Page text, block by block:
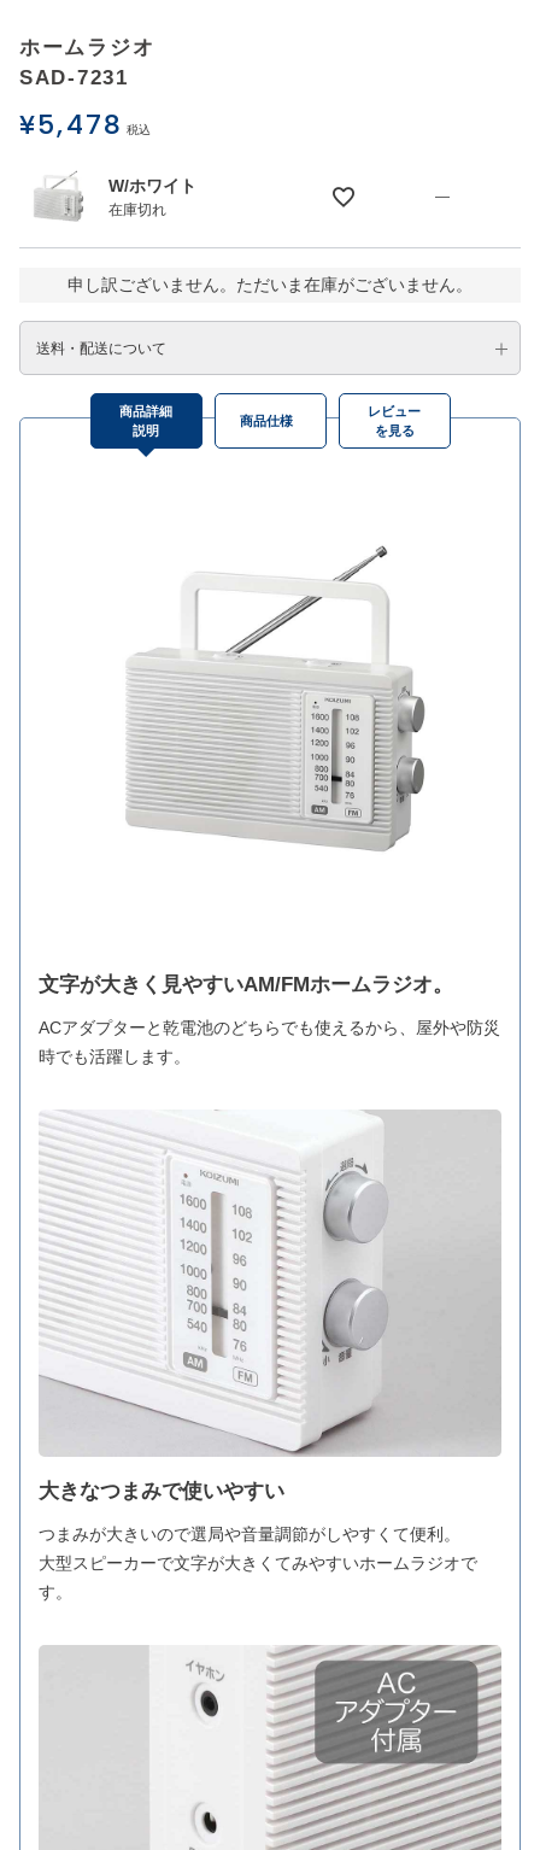
ホームラジオ
SAD-7231
¥5,478 税込
W/ホワイト
在庫切れ
—
申し訳ございません。ただいま在庫がございません。
送料・配送について
商品詳細
説明
文字が大きく見やすいAM/FMホームラジオ。
ACアダプターと乾電池のどちらでも使えるから、屋外や防災
時でも活躍します。
大きなつまみで使いやすい
つまみが大きいので選局や音量調節がしやすくて便利。
大型スピーカーで文字が大きくてみやすいホームラジオで
す。
商品仕様
レビュー
を見る